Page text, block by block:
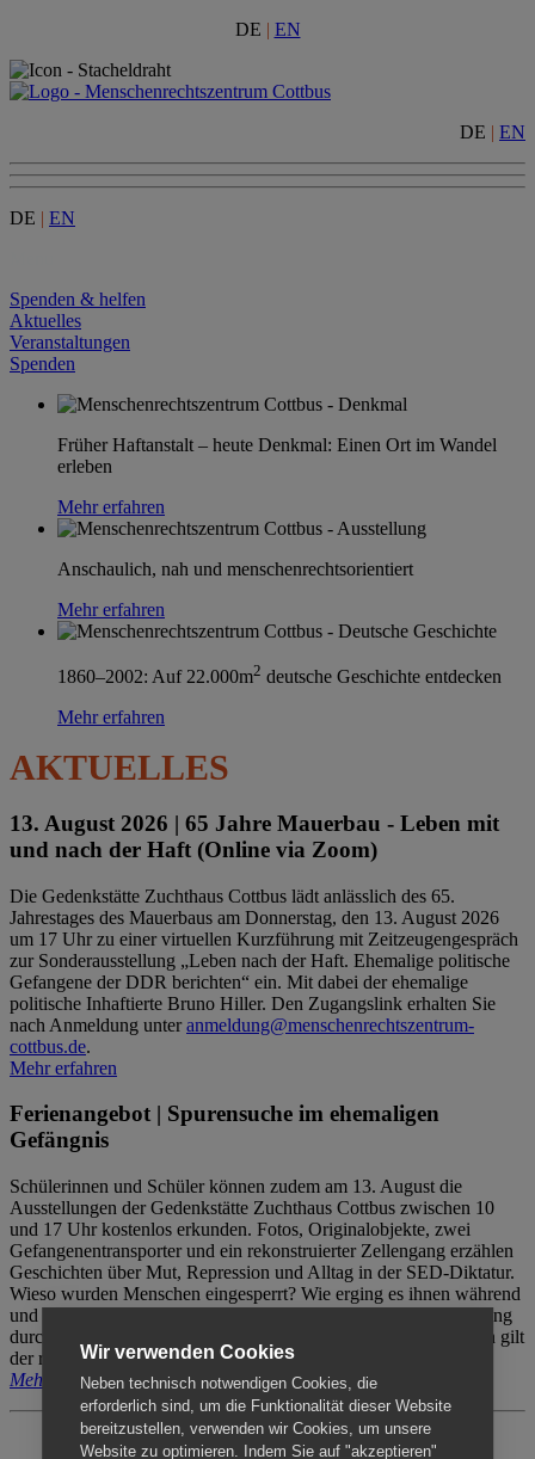
DE | EN
DE | EN
DE | EN
Spenden & helfen
Aktuelles
Veranstaltungen
Spenden
Früher Haftanstalt – heute Denkmal: Einen Ort im Wandel
erleben
Mehr erfahren
Anschaulich, nah und menschenrechtsorientiert
Mehr erfahren
1860–2002: Auf 22.000m2 deutsche Geschichte entdecken
Mehr erfahren
AKTUELLES
13. August 2026 | 65 Jahre Mauerbau - Leben mit
und nach der Haft (Online via Zoom)
Die Gedenkstätte Zuchthaus Cottbus lädt anlässlich des 65.
Jahrestages des Mauerbaus am Donnerstag, den 13. August 2026
um 17 Uhr zu einer virtuellen Kurzführung mit Zeitzeugengespräch
zur Sonderausstellung „Leben nach der Haft. Ehemalige politische
Gefangene der DDR berichten“ ein. Mit dabei der ehemalige
politische Inhaftierte Bruno Hiller. Den Zugangslink erhalten Sie
nach Anmeldung unteranmeldung@menschenrechtszentrum-
cottbus.de.
Mehr erfahren
Ferienangebot | Spurensuche im ehemaligen
Gefängnis
Schülerinnen und Schüler können zudem am 13. August die
Ausstellungen der Gedenkstätte Zuchthaus Cottbus zwischen 10
und 17 Uhr kostenlos erkunden. Fotos, Originalobjekte, zwei
Gefangenentransporter und ein rekonstruierter Zellengang erzählen
Geschichten über Mut, Repression und Alltag in der SED-Diktatur.
Wieso wurden Menschen eingesperrt? Wie erging es ihnen während
und nach der Haft? Der Besuch erfolgt individuell ohne Betreuung
durch das Menschenrechtszentrum Cottbus. Für Begleitpersonen gilt
der reguläre Eintritt (8€ / ermäßigt 5€).
Mehr erfahren
Wir verwenden Cookies
Neben technisch notwendigen Cookies, die
erforderlich sind, um die Funktionalität dieser Website
bereitzustellen, verwenden wir Cookies, um unsere
Website zu optimieren. Indem Sie auf "akzeptieren"